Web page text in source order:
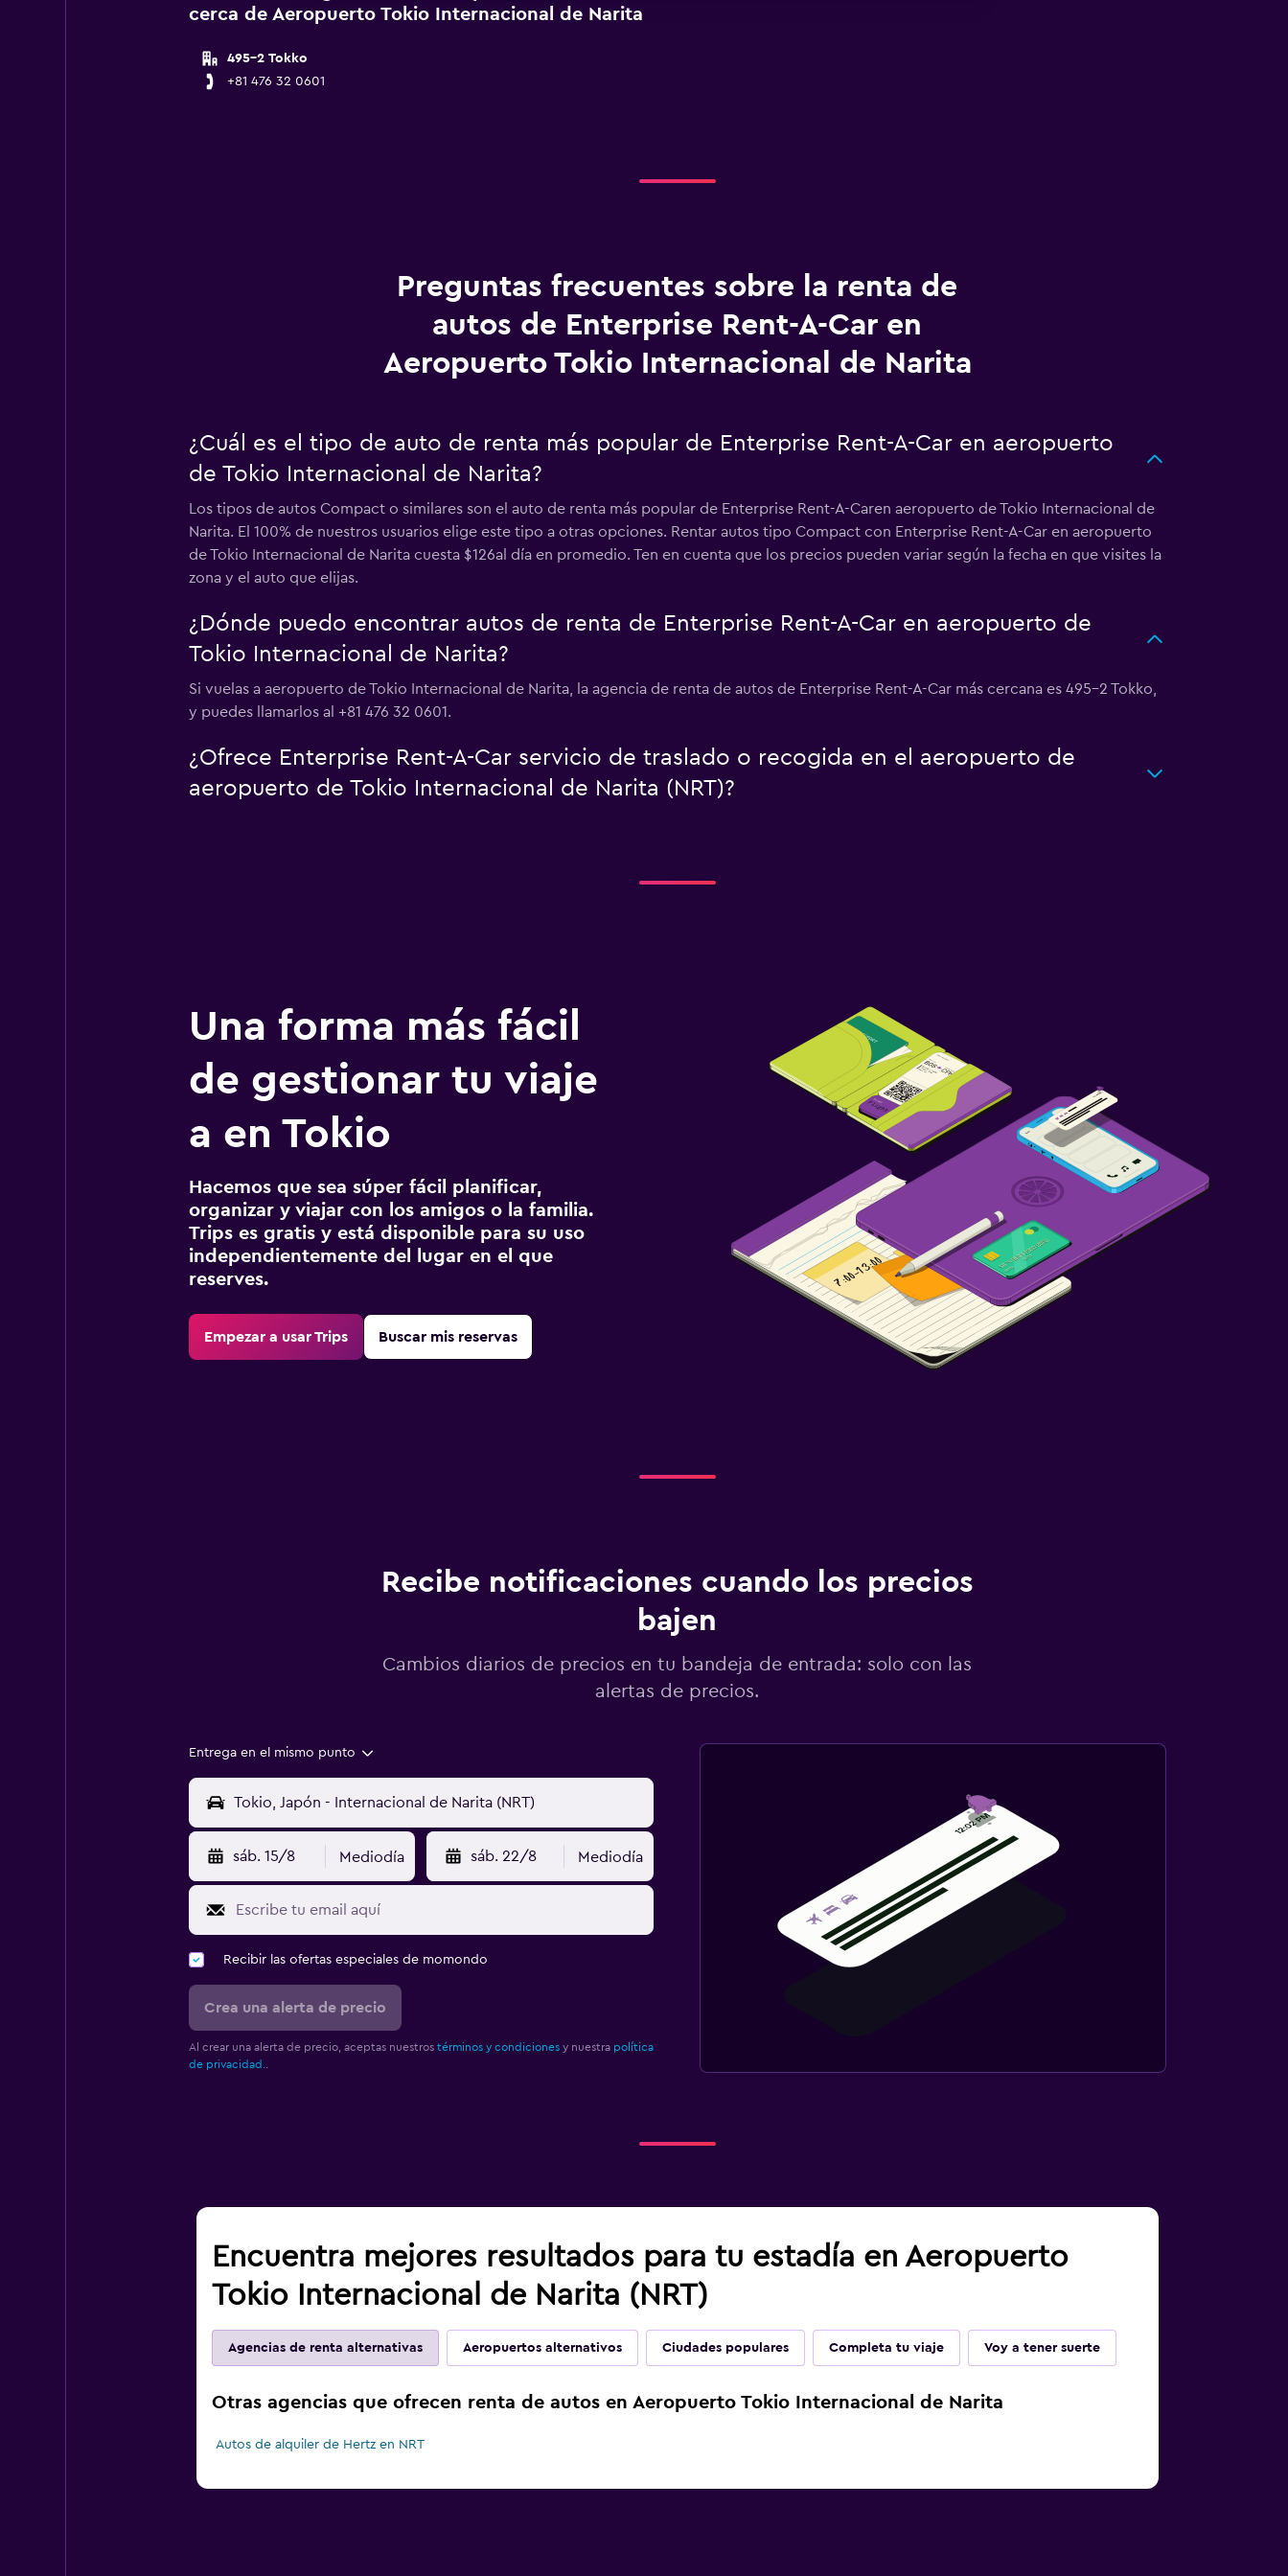
cerca de Aeropuerto Tokio Internacional de Narita
495-2 Tokko
+81 476 32 0601
Preguntas frecuentes sobre la renta de
autos de Enterprise Rent-A-Car en
Aeropuerto Tokio Internacional de Narita
¿Cuál es el tipo de auto de renta más popular de Enterprise Rent-A-Car en aeropuerto
de Tokio Internacional de Narita?
Los tipos de autos Compact o similares son el auto de renta más popular de Enterprise Rent-A-Caren aeropuerto de Tokio Internacional de
Narita. El 100% de nuestros usuarios elige este tipo a otras opciones. Rentar autos tipo Compact con Enterprise Rent-A-Car en aeropuerto
de Tokio Internacional de Narita cuesta $126al día en promedio. Ten en cuenta que los precios pueden variar según la fecha en que visites la
zona y el auto que elijas.
¿Dónde puedo encontrar autos de renta de Enterprise Rent-A-Car en aeropuerto de
Tokio Internacional de Narita?
Si vuelas a aeropuerto de Tokio Internacional de Narita, la agencia de renta de autos de Enterprise Rent-A-Car más cercana es 495-2 Tokko,
y puedes llamarlos al +81 476 32 0601.
¿Ofrece Enterprise Rent-A-Car servicio de traslado o recogida en el aeropuerto de
aeropuerto de Tokio Internacional de Narita (NRT)?
Una forma más fácil
de gestionar tu viaje
a en Tokio
Hacemos que sea súper fácil planificar,
organizar y viajar con los amigos o la familia.
Trips es gratis y está disponible para su uso
independientemente del lugar en el que
reserves.
Empezar a usar Trips Buscar mis reservas
Recibe notificaciones cuando los precios
bajen
Cambios diarios de precios en tu bandeja de entrada: solo con las
alertas de precios.
Entrega en el mismo punto
sáb. 15/8 Mediodía sáb. 22/8 Mediodía
Recibir las ofertas especiales de momondo
Crea una alerta de precio
Al crear una alerta de precio, aceptas nuestros términos y condicionesy nuestra política
de privacidad.
Encuentra mejores resultados para tu estadía en Aeropuerto
Tokio Internacional de Narita (NRT)
Agencias de renta alternativas Aeropuertos alternativos Ciudades populares Completa tu viaje Voy a tener suerte
Otras agencias que ofrecen renta de autos en Aeropuerto Tokio Internacional de Narita
Autos de alquiler de Hertz en NRT